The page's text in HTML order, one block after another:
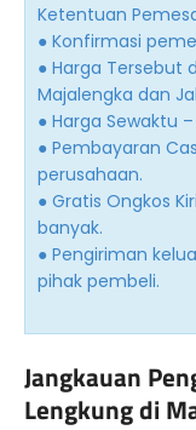
Ketentuan
● Konfirmasi
● Harga Tersebut
Majalengka dan
● Harga Sewaktu
● Pembayaran
perusahaan.
● Gratis Ongkos
banyak.
● Pengiriman
pihak pembeli.
Jangkauan
Lengkung di